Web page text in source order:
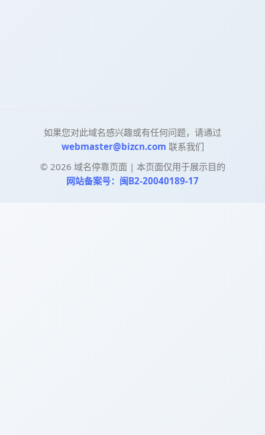
如果您对此域名感兴趣或有任何问题，请通过
webmaster@bizcn.com 联系我们
© 2026 域名停靠页面 | 本页面仅用于展示目的
网站备案号：闽B2-20040189-17